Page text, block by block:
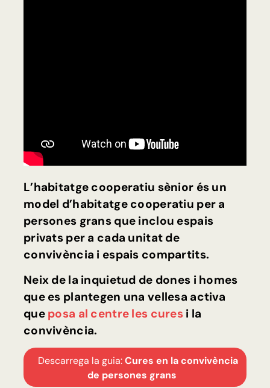
L’habitatge cooperatiu sènior és un
model d’habitatge cooperatiu per a
persones grans que inclou espais
privats per a cada unitat de
convivència i espais compartits.
Neix de la inquietud de dones i homes
que es plantegen una vellesa activa
que posa al centre les curesi la
convivència.
Descarrega la guia:Cures en la convivència
de persones grans